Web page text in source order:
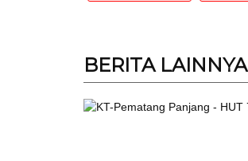
BERITA LAINNYA